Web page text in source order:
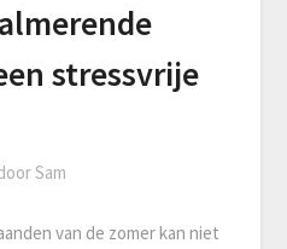
stressvrije
Sam
van de zomer kan niet